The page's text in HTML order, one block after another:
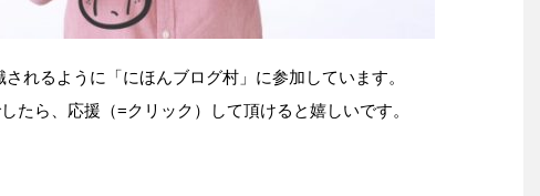
れるように「にほんブログ村」に参加しています。
たら、応援（=クリック）して頂けると嬉しいです。